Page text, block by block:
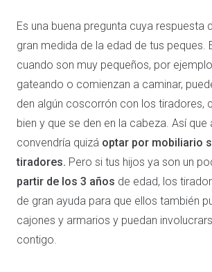
Es una buena pregunta cuya respuesta
gran medida de la edad de tus peques.
cuando son muy pequeños, por
gateando o comienzan a caminar,
den algún coscorrón con los tiradores,
bien y que se den en la cabeza. Así que
convendría quizá optar por mobiliario
tiradores. Pero si tus hijos ya son un
partir de los 3 años de edad, los
de gran ayuda para que ellos también
cajones y armarios y puedan
contigo.